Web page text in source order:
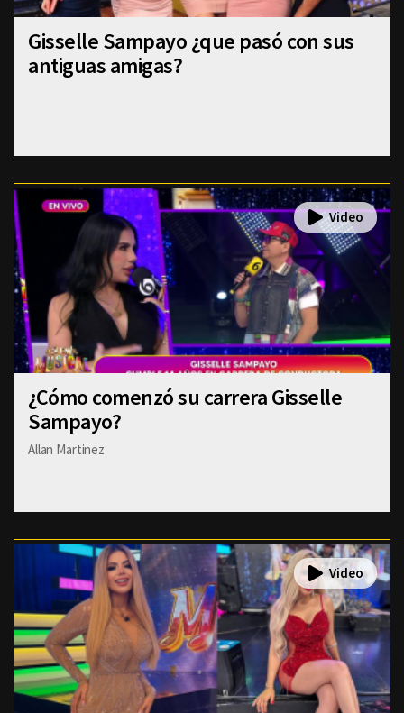
Gisselle Sampayo ¿que pasó con sus
antiguas amigas?
¿Cómo comenzó su carrera Gisselle
Sampayo?
Allan Martinez